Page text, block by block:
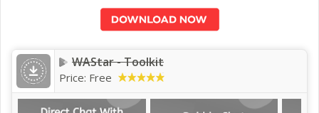
WAStar - Toolkit
Price: Free